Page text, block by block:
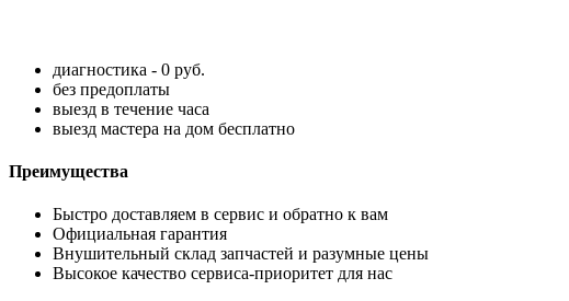
диагностика - 0 руб.
без предоплаты
выезд в течение часа
выезд мастера на дом бесплатно
Преимущества
Быстро доставляем в сервис и обратно к вам
Официальная гарантия
Внушительный склад запчастей и разумные цены
Высокое качество сервиса-приоритет для нас